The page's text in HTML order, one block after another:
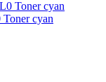
cyan